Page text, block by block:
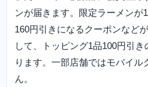
ンが届きます。限定ラーメンが
160円引きになるクーポンなど
して、トッピング1品100円引
ります。一部店舗ではモバイル
ん。